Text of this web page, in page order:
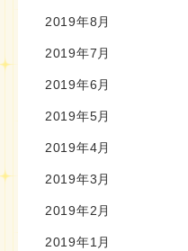
2019年8月
2019年7月
2019年6月
2019年5月
2019年4月
2019年3月
2019年2月
2019年1月